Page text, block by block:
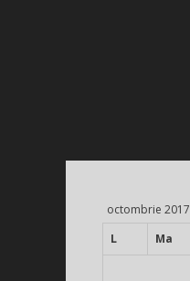
octombrie 2017
L
Ma